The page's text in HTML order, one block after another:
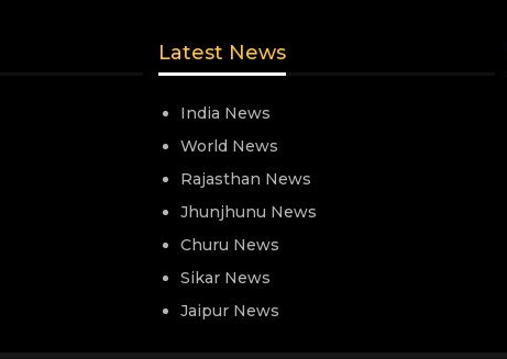
Latest News
India News
World News
Rajasthan News
Jhunjhunu News
Churu News
Sikar News
Jaipur News